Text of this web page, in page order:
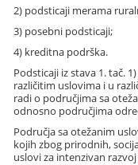
2) podsticaji merama
3) posebni podsticaji;
4) kreditna podrška.
Podsticaji iz stava 1. tač.
različitim uslovima i u
radi o područjima sa
odnosno područjima
Područja sa otežanim
kojih zbog prirodnih,
uslovi za intenzivan